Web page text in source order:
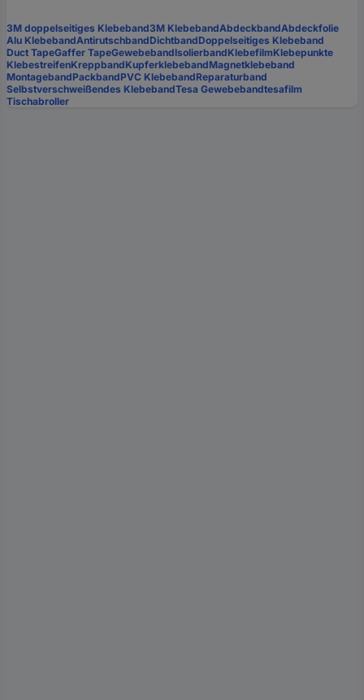
3M doppelseitiges Klebeband3M KlebebandAbdeckbandAbdeckfolie
Alu KlebebandAntirutschbandDichtbandDoppelseitiges Klebeband
Duct TapeGaffer TapeGewebebandIsolierbandKlebefilmKlebepunkte
KlebestreifenKreppbandKupferklebebandMagnetklebeband
MontagebandPackbandPVC KlebebandReparaturband
Selbstverschweißendes KlebebandTesa Gewebebandtesafilm
Tischabroller